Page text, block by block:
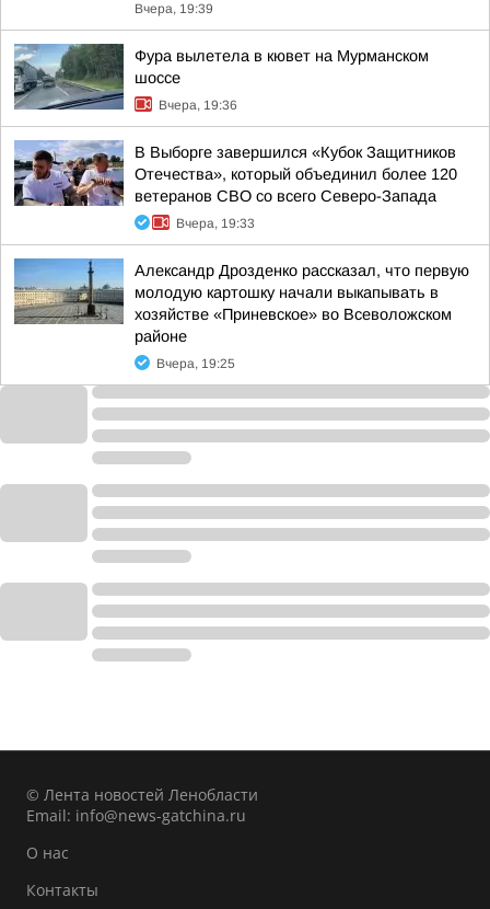
Вчера, 19:39
Фура вылетела в кювет на Мурманском
шоссе
Вчера, 19:36
В Выборге завершился «Кубок Защитников
Отечества», который объединил более 120
ветеранов СВО со всего Северо-Запада
Вчера, 19:33
Александр Дрозденко рассказал, что первую
молодую картошку начали выкапывать в
хозяйстве «Приневское» во Всеволожском
районе
Вчера, 19:25
© Лента новостей Ленобласти
Email: info@news-gatchina.ru
О нас
Контакты